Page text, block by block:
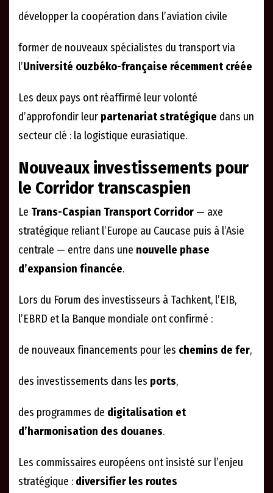
développer la coopération dans l’aviation civile
former de nouveaux spécialistes du transport via
l’Université ouzbéko-française récemment créée
Les deux pays ont réaffirmé leur volonté
d’approfondir leur partenariat stratégique dans un
secteur clé : la logistique eurasiatique.
Nouveaux investissements pour
le Corridor transcaspien
Le Trans-Caspian Transport Corridor — axe
stratégique reliant l’Europe au Caucase puis à l’Asie
centrale — entre dans une nouvelle phase
d’expansion financée.
Lors du Forum des investisseurs à Tachkent, l’EIB,
l’EBRD et la Banque mondiale ont confirmé :
de nouveaux financements pour les chemins de fer,
des investissements dans les ports,
des programmes de digitalisation et
d’harmonisation des douanes.
Les commissaires européens ont insisté sur l’enjeu
stratégique : diversifier les routes